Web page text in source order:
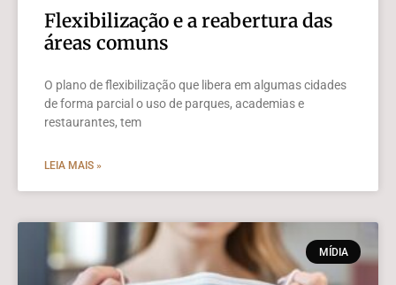
Flexibilização e a reabertura das
áreas comuns
O plano de flexibilização que libera em algumas cidades
de forma parcial o uso de parques, academias e
restaurantes, tem
LEIA MAIS »
MÍDIA